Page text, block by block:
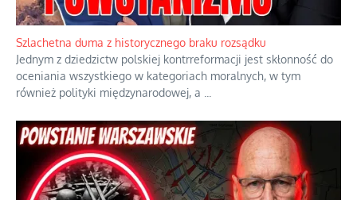
Szlachetna duma z historycznego braku rozsądku
Jednym z dziedzictw polskiej kontrreformacji jest skłonność do
oceniania wszystkiego w kategoriach moralnych, w tym
również polityki międzynarodowej, a